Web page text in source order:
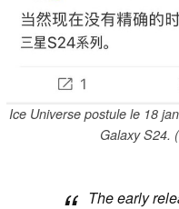
Ice Universe postule le 18
Galaxy S24.
The early